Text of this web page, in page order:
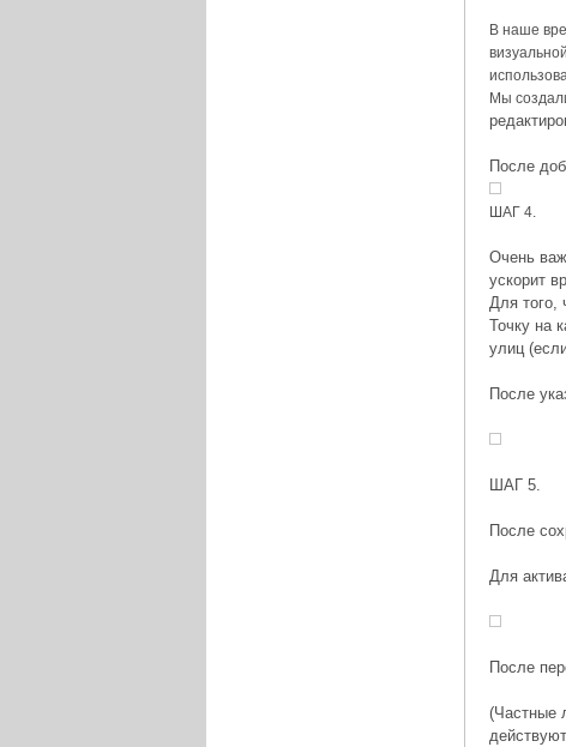
В наше
Мы
После
ШАГ 4.
Очень
ускорит
Для того,
Точку на
улиц
После
ШАГ 5.
После
Для
После
(Частные